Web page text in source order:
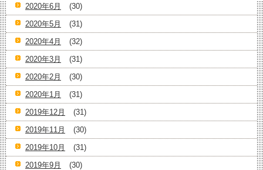
2020年6月
(30)
2020年5月
(31)
2020年4月
(32)
2020年3月
(31)
2020年2月
(30)
2020年1月
(31)
2019年12月
(31)
2019年11月
(30)
2019年10月
(31)
2019年9月
(30)